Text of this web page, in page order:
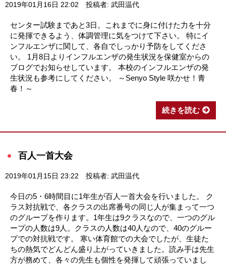
2019年01月16日 22:02 投稿者: 武田温代
センター試験まであと3日。これまでに身に付けた力を十分
に発揮できるよう、体調管理に気をつけて下さい。 特にイ
ンフルエンザに関して、各自でしっかり予防をしてくださ
い。 1月8日よりインフルエンザの発生状況を保健室からの
ブログでお知らせしています。 本校のインフルエンザの発
生状況も参考にしてください。 ～Senyo Style 咲かせ！青
春！～
続きを読む
百人一首大会
2019年01月15日 23:22 投稿者: 武田温代
今日の5・6時間目に1年生が百人一首大会を行いました。 ク
ラス対抗戦で、各クラスの出席番号の同じ人が集まって一つ
のグループを作ります。1年生は9クラスなので、一つのグル
ープの人数は9人。クラスの人数は40人なので、40のグルー
プでの対抗戦です。 寒い体育館での大会でしたが、生徒た
ちの熱気でどんどん盛り上がっていきました。読み手は先生
方が務めて、各々の先生も個性を発揮して頑張っていまし